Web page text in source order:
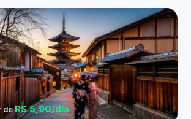
deR$ 5,90/dia